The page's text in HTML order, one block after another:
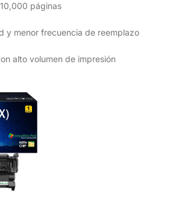
páginas
y menor frecuencia de reemplazo
alto volumen de impresión